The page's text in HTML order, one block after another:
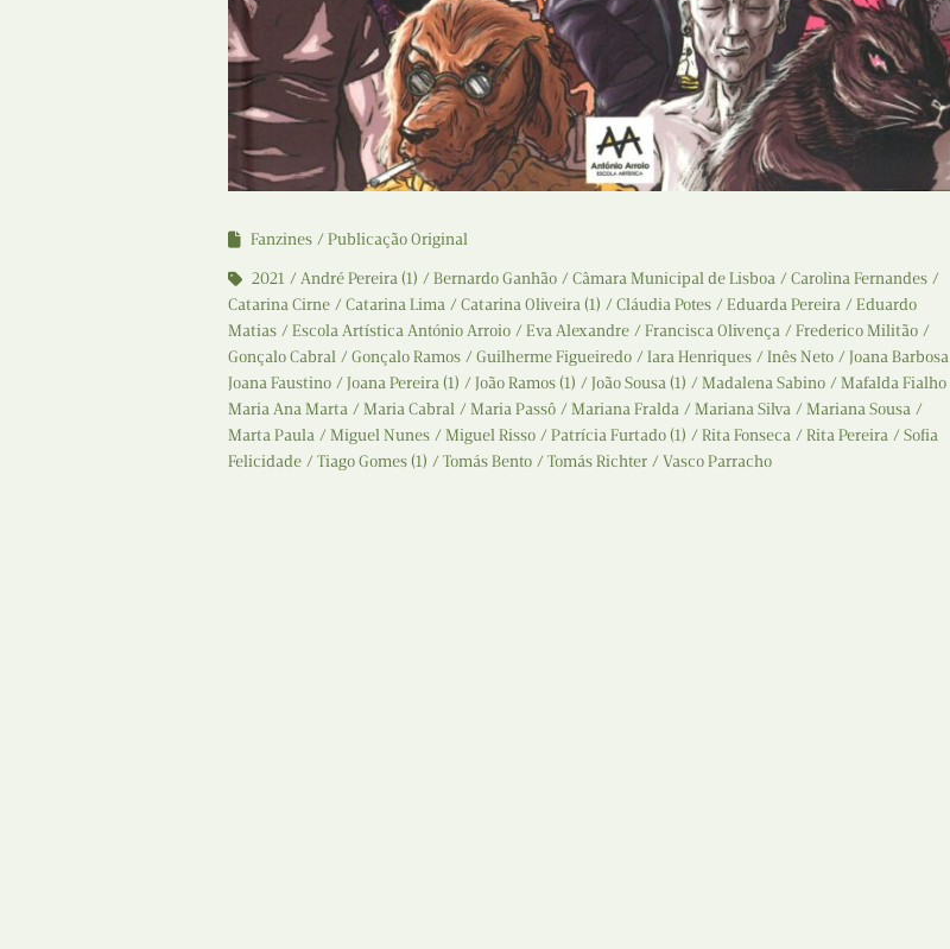
Publicações em periódicos
Recolha
Reedição
Web BD
Fanzines
Publicação Original
2021
André Pereira (1) Bernardo Ganhão Câmara Municipal de Lisboa
Carolina Fernandes
Catarina Cirne
Catarina Lima Catarina Oliveira (1) Cláudia Potes Eduarda Pereira
Eduardo
Matias
Escola Artística António Arroio Eva Alexandre Francisca Olivença
Frederico Militão
Gonçalo Cabral
Gonçalo Ramos Guilherme Figueiredo Iara Henriques Inês Neto
Joana Barbosa
Joana Faustino
Joana Pereira (1) João Ramos (1) João Sousa (1) Madalena Sabino
Mafalda Fialho
Maria Ana Marta
Maria Cabral Maria Passô Mariana Fralda Mariana Silva
Mariana Sousa
Marta Paula
Miguel Nunes Miguel Risso Patrícia Furtado (1) Rita Fonseca Rita Pereira
Sofia
Felicidade
Tiago Gomes (1) Tomás Bento Tomás Richter Vasco Parracho